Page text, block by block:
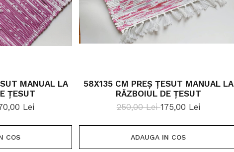
MANUAL LA
ȚESUT
Lei
COS
58X135 CM PREȘ ȚESUT MANUAL LA
RĂZBOIUL DE ȚESUT
250,00 Lei175,00 Lei
ADAUGA IN COS